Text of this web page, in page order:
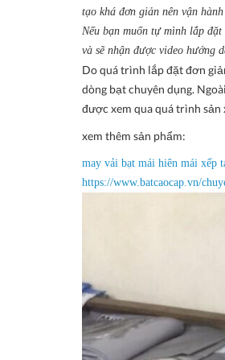
tạo khá đơn giản nên vận
Nếu bạn muốn tự mình lắp
và sẽ nhận được video hướng
Do quá trình lắp đặt đơn
dòng bạt chuyên dụng.
được xem qua quá trình sản
xem thêm sản phẩm:
may vải bạt mái hiên mái xếp
https://www.batcaocap.vn/